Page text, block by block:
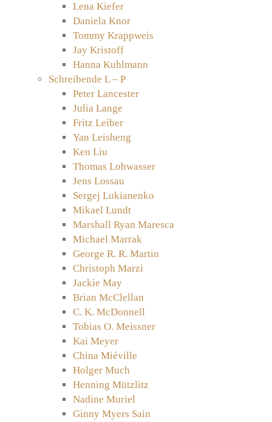
Lena Kiefer
Daniela Knor
Tommy Krappweis
Jay Kristoff
Hanna Kuhlmann
Schreibende L – P
Peter Lancester
Julia Lange
Fritz Leiber
Yan Leisheng
Ken Liu
Thomas Lohwasser
Jens Lossau
Sergej Lukianenko
Mikael Lundt
Marshall Ryan Maresca
Michael Marrak
George R. R. Martin
Christoph Marzi
Jackie May
Brian McClellan
C. K. McDonnell
Tobias O. Meissner
Kai Meyer
China Miéville
Holger Much
Henning Mützlitz
Nadine Muriel
Ginny Myers Sain